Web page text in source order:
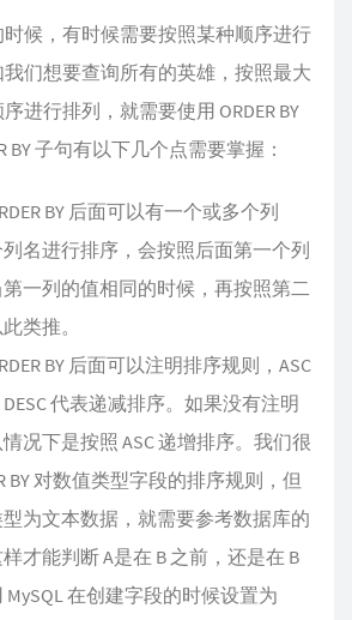
候，有时候需要按照某种顺序进行
们想要查询所有的英雄，按照最大
进行排列，就需要使用 ORDER BY
BY 子句有以下几个点需要掌握：
BY 后面可以有一个或多个列
名进行排序，会按照后面第一个列
一列的值相同的时候，再按照第二
类推。
BY 后面可以注明排序规则，ASC
代表递减排序。如果没有注明
况下是按照 ASC 递增排序。我们很
BY 对数值类型字段的排序规则，但
为文本数据，就需要参考数据库的
才能判断 A是在 B 之前，还是在 B
在创建字段的时候设置为